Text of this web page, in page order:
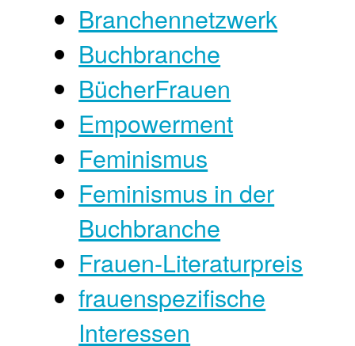
Branchennetzwerk
Buchbranche
BücherFrauen
Empowerment
Feminismus
Feminismus in der
Buchbranche
Frauen-Literaturpreis
frauenspezifische
Interessen